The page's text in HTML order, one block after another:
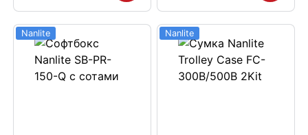
8.990 MDL.
Nanlite Nanlite